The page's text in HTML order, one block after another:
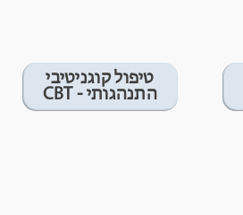
טיפול קוגניטיבי
התנהגותי - CBT